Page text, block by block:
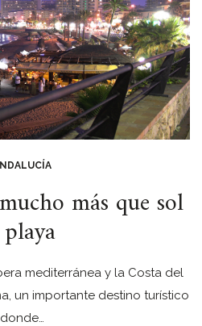
más que sol
mediterránea y la Costa del
un importante destino turístico
donde…